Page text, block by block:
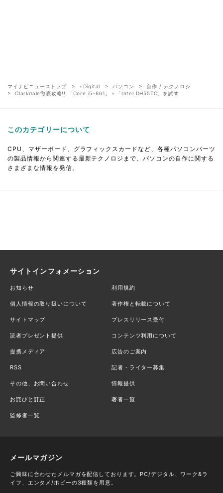
マイナビニューストップ +Digital パソコン
自作 / テクノロジ
Clarkdale徹底攻略!! 「Core i5-661」＋「Intel DH55TC」を試す
このカテゴリーについて
CPU、マザーボード、グラフィックスカードなど、各種パソコンパーツ
の製品情報から関連する最新テクノロジまで、パソコンの自作に関する
さまざまな情報を発信。
サイトインフォメーション
お知らせ 利用規約
個人情報の取り扱いについて 著作権と転載について
サイトマップ プレスリリース受付
読者プレゼント提供 コンテンツ利用について
提携メディア 広告のご案内
RSS 記者・ライター募集
その他、お問い合わせ 情報提供
お詫びと訂正 著者一覧
監修者一覧
メールマガジン
ご興味に合わせたメルマガを配信しております。PC/デジタル、ワーク&ラ
イフ、エンタメ/ホビーの3種類を用意。